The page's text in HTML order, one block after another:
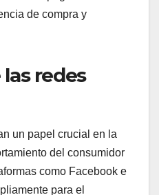
de compra y
redes
un papel crucial en la
del consumidor
como Facebook e
para el